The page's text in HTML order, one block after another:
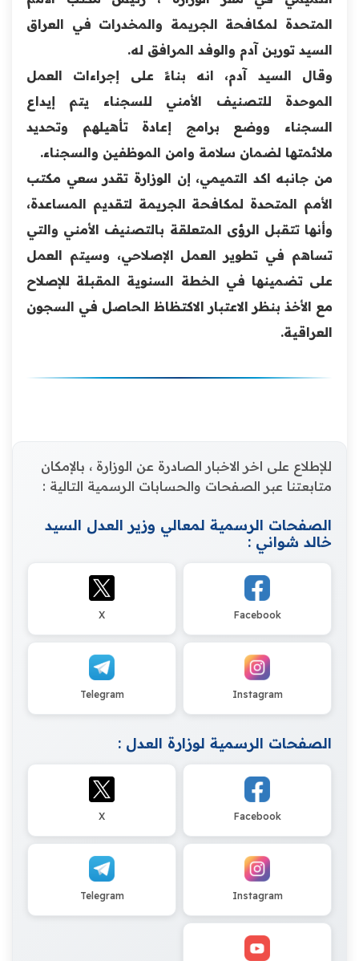
المتحدة لمكافحة الجريمة والمخدرات في العراق
السيد توربن آدم والوفد المرافق له.
وقال السيد آدم، انه بناءً على إجراءات العمل
الموحدة للتصنيف الأمني للسجناء يتم إيداع
السجناء ووضع برامج إعادة تأهيلهم وتحديد
ملائمتها لضمان سلامة وامن الموظفين والسجناء.
من جانبه اكد التميمي، إن الوزارة تقدر سعي مكتب
الأمم المتحدة لمكافحة الجريمة لتقديم المساعدة،
وأنها تتقبل الرؤى المتعلقة بالتصنيف الأمني والتي
تساهم في تطوير العمل الإصلاحي، وسيتم العمل
على تضمينها في الخطة السنوية المقبلة للإصلاح
مع الأخذ بنظر الاعتبار الاكتظاظ الحاصل في السجون
العراقية.
للإطلاع على اخر الاخبار الصادرة عن الوزارة ، بالإمكان
متابعتنا عبر الصفحات والحسابات الرسمية التالية :
الصفحات الرسمية لمعالي وزير العدل السيد
خالد شواني :
Facebook
X
Instagram
Telegram
الصفحات الرسمية لوزارة العدل :
Facebook
X
Instagram
Telegram